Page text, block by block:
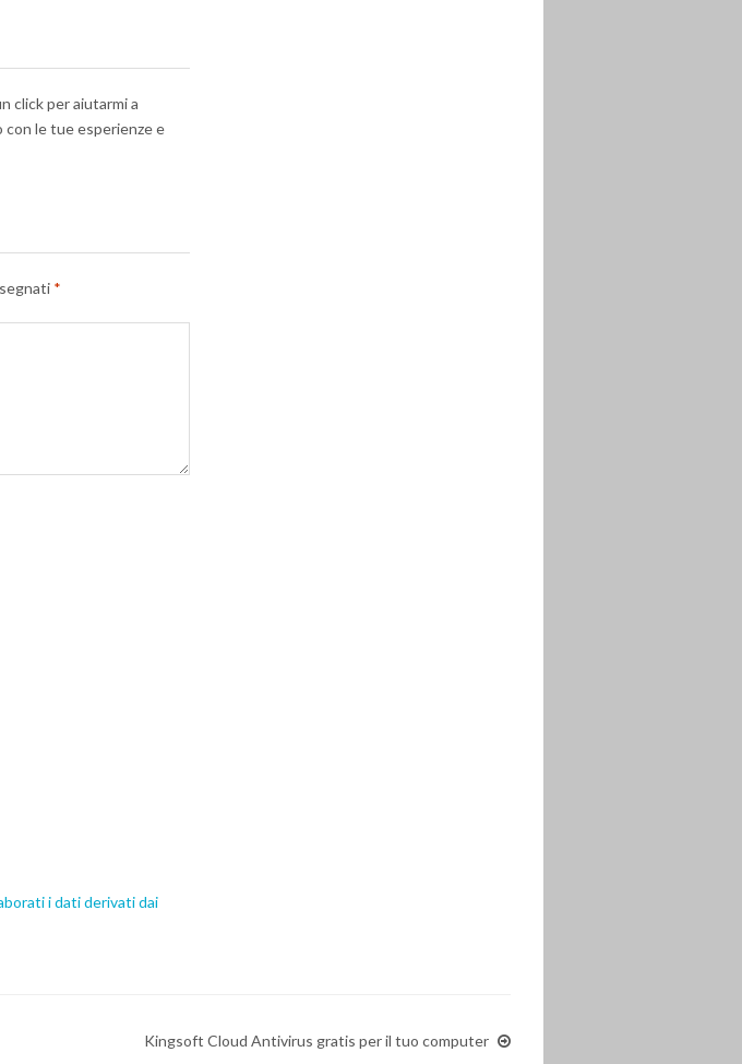
click per aiutarmi a
con le tue esperienze e
*
i dati derivati dai
Kingsoft Cloud Antivirus gratis per il tuo computer